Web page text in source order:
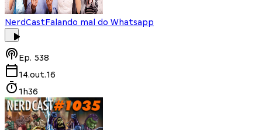
NerdCastFalando mal do Whatsapp
Ep. 538
14.out.16
1h36